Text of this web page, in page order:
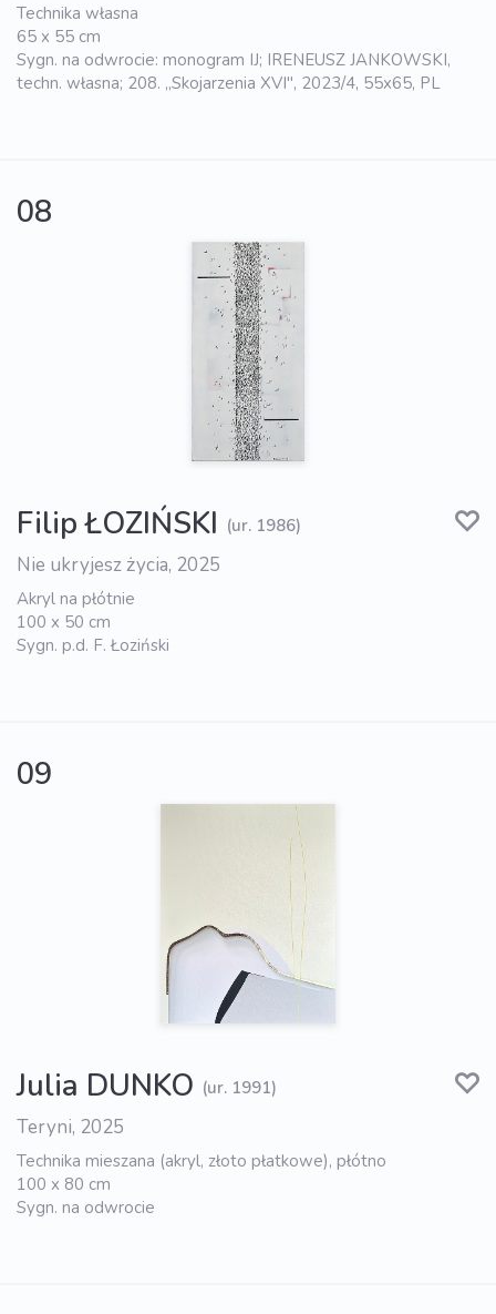
Technika własna
65 x 55 cm
Sygn. na odwrocie: monogram IJ; IRENEUSZ JANKOWSKI,
techn. własna; 208. „Skojarzenia XVI", 2023/4, 55x65, PL
08
Filip ŁOZIŃSKI (ur. 1986)
Nie ukryjesz życia, 2025
Akryl na płótnie
100 x 50 cm
Sygn. p.d. F. Łoziński
09
Julia DUNKO (ur. 1991)
Teryni, 2025
Technika mieszana (akryl, złoto płatkowe), płótno
100 x 80 cm
Sygn. na odwrocie